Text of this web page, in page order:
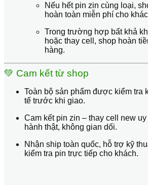
Nếu hết pin zin cùng loại,
hoàn toàn miễn phí cho
Trong trường hợp bất khả
hoặc thay cell, shop hoàn
hàng.
💚 Cam kết từ shop
Toàn bộ sản phẩm được kiểm tra
tế trước khi giao.
Cam kết pin zin – thay cell new
hành thật, không gian dối.
Nhận ship toàn quốc, hỗ trợ kỹ
kiểm tra pin trực tiếp cho khách.